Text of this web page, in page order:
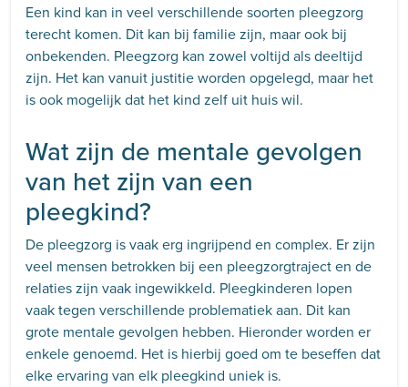
Een kind kan in veel verschillende soorten pleegzorg
terecht komen. Dit kan bij familie zijn, maar ook bij
onbekenden. Pleegzorg kan zowel voltijd als deeltijd
zijn. Het kan vanuit justitie worden opgelegd, maar het
is ook mogelijk dat het kind zelf uit huis wil.
Wat zijn de mentale gevolgen
van het zijn van een
pleegkind?
De pleegzorg is vaak erg ingrijpend en complex. Er zijn
veel mensen betrokken bij een pleegzorgtraject en de
relaties zijn vaak ingewikkeld. Pleegkinderen lopen
vaak tegen verschillende problematiek aan. Dit kan
grote mentale gevolgen hebben. Hieronder worden er
enkele genoemd. Het is hierbij goed om te beseffen dat
elke ervaring van elk pleegkind uniek is.